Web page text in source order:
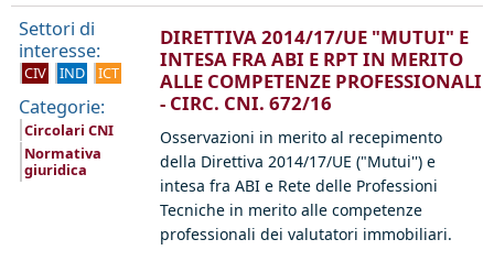
Settori di
interesse:
CIV IND ICT
Categorie:
Circolari CNI
Normativa
giuridica
DIRETTIVA 2014/17/UE "MUTUI" E
INTESA FRA ABI E RPT IN MERITO
ALLE COMPETENZE PROFESSIONALI
- CIRC. CNI. 672/16
Osservazioni in merito al recepimento
della Direttiva 2014/17/UE ("Mutui'') e
intesa fra ABI e Rete delle Professioni
Tecniche in merito alle competenze
professionali dei valutatori immobiliari.